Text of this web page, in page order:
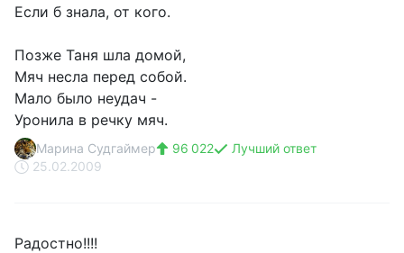
Если б знала, от кого.
Позже Таня шла домой,
Мяч несла перед собой.
Мало было неудач -
Уронила в речку мяч.
Марина Судгаймер 96 022
Лучший ответ
25.02.2009
Радостно!!!!